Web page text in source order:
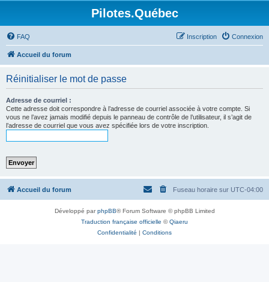
Pilotes.Québec
FAQ Connexion
Inscription
Accueil du forum
Réinitialiser le mot de passe
Adresse de courriel :
Cette adresse doit correspondre à l’adresse de courriel associée à votre compte. Si
vous ne l’avez jamais modifié depuis le panneau de contrôle de l’utilisateur, il s’agit de
l’adresse de courriel que vous avez spécifiée lors de votre inscription.
Accueil du forum Fuseau horaire sur UTC-04:00
Développé parphpBB® Forum Software © phpBB Limited
Traduction française officielle ©Qiaeru
Confidentialité | Conditions